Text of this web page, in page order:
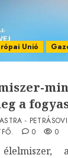
Unió
a
-
0 0